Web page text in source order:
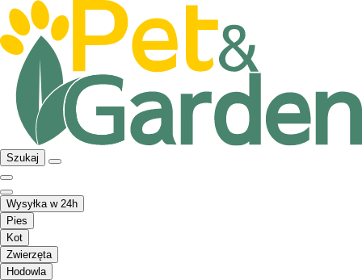
Szukaj
Wysyłka w 24h
Pies
Kot
Zwierzęta
Hodowla